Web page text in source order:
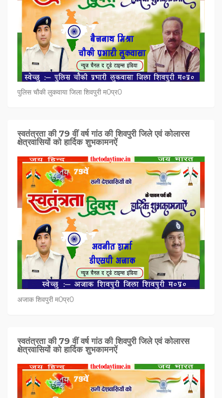
पुलिस चौकी लुकवाया जिला शिवपुरी म0प्र0
स्वतंत्रता की 79 वीं वर्ष गांठ की शिवपुरी जिले एवं कोलारस
क्षेत्रवासियों को हार्दिक शुभकामनऐं
अजाक शिवपुरी म0प्र0
स्वतंत्रता की 79 वीं वर्ष गांठ की शिवपुरी जिले एवं कोलारस
क्षेत्रवासियों को हार्दिक शुभकामनऐं